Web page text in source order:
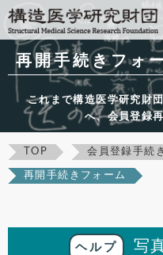
再開手続きフォ
これまで構造医学研究財
へ、会員登録
TOP 会員登録手続
再開手続きフォーム
ヘルプ 写